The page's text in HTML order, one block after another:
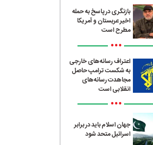
بازنگری در پاسخ به حمله
اخیر عربستان و آمریکا
مطرح است
•••
اعتراف رسانه‌های خارجی
به شکست ترامپ حاصل
مجاهدت رسانه‌های
انقلابی است
•••
جهان اسلام باید در برابر
اسرائیل متحد شود